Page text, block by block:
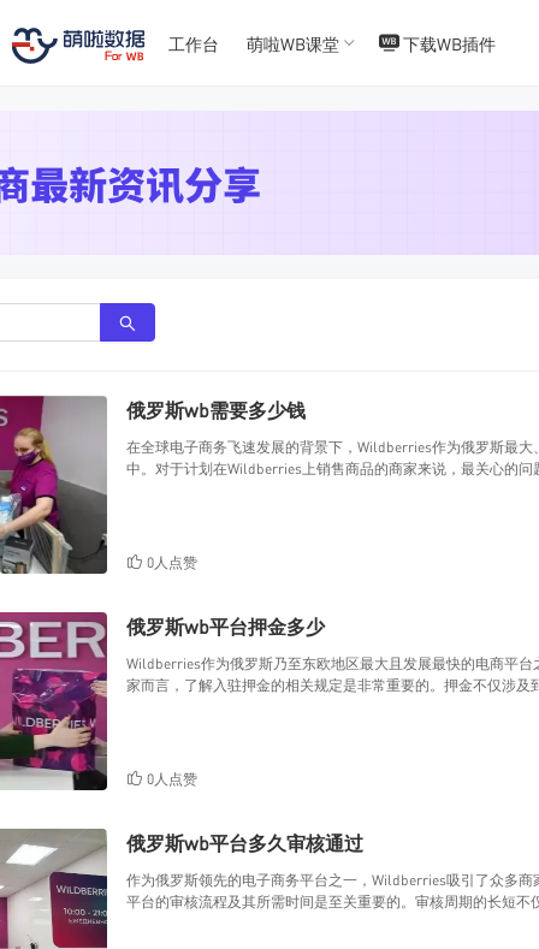
工作台 萌啦WB课堂 下载WB插件
俄罗斯wb需要多少钱
在全球电子商务飞速发展的背景下，Wildberries作为俄罗斯最
中。对于计划在Wildberries上销售商品的商家来说，最关心的问
0人点赞
俄罗斯wb平台押金多少
Wildberries作为俄罗斯乃至东欧地区最大且发展最快的电商平
家而言，了解入驻押金的相关规定是非常重要的。押金不仅涉及
0人点赞
俄罗斯wb平台多久审核通过
作为俄罗斯领先的电子商务平台之一，Wildberries吸引了众多
平台的审核流程及其所需时间是至关重要的。审核周期的长短不